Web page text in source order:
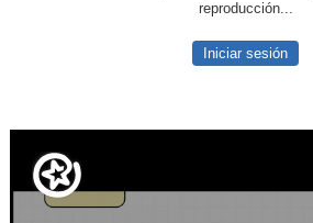
reproducción...
Iniciar sesión